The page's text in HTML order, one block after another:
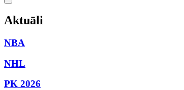
Aktuāli
NBA
NHL
PK 2026